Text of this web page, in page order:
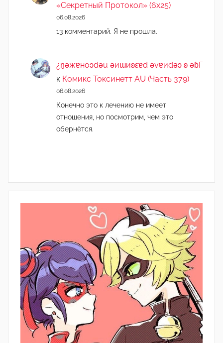
«Секретный Протокол» (6х25)
06.08.2026
13 комментарий. Я не прошла.
¿n̯ǝжɐноɔdǝu ǝиɯиʚεɐd ǝvɐиdǝɔ ʚ ǝɓГ
к Комикс Токсинетт AU (Часть 379)
06.08.2026
Конечно это к лечению не имеет
отношения, но посмотрим, чем это
обернётся.